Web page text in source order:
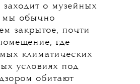
о музейных
мы обычно
закрытое, почти
где
климатических
условиях под
обитают